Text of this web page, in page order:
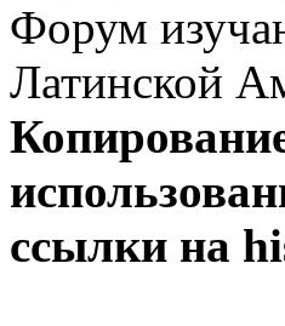
Форум
Латинской
ссылки на